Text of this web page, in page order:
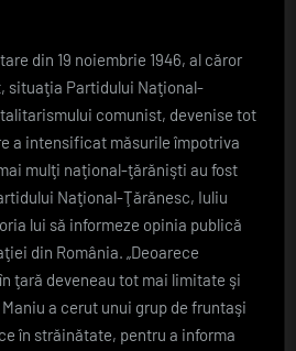
din 19 noiembrie 1946, al căror
situaţia Partidului Naţional-
comunist, devenise tot
a intensificat măsurile împotriva
mulţi naţional-ţărănişti au fost
Naţional-Ţărănesc, Iuliu
lui să informeze opinia publică
din România. „Deoarece
ţară deveneau tot mai limitate şi
a cerut unui grup de fruntaşi
în străinătate, pentru a informa